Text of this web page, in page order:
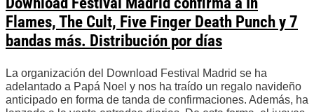
Flames, The Cult, Five Finger Death Punch y 7
bandas más. Distribución por días
La organización del Download Festival Madrid se ha
adelantado a Papá Noel y nos ha traído un regalo navideño
anticipado en forma de tanda de confirmaciones. Además, ha